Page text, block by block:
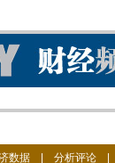
数据 分析评论